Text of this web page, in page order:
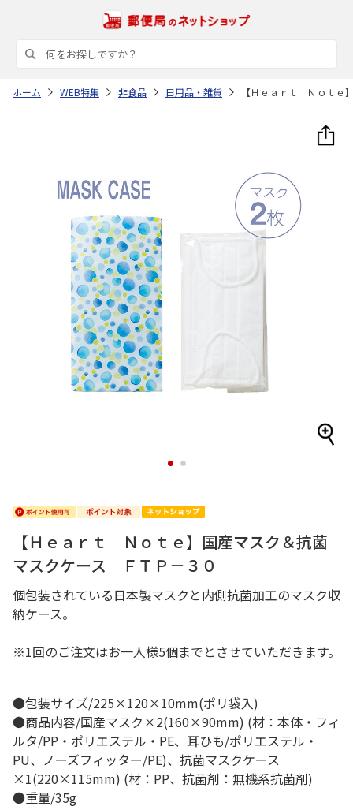
ホーム WEB特集 非食品 日用品・雑貨 【Ｈｅａｒｔ Ｎｏｔｅ
1 2
【Ｈｅａｒｔ Ｎｏｔｅ】国産マスク＆抗菌
マスクケース ＦＴＰ－３０
個包装されている日本製マスクと内側抗菌加工のマスク収
納ケース。
※1回のご注文はお一人様5個までとさせていただきます。
●包装サイズ/225×120×10mm(ポリ袋入)
●商品内容/国産マスク×2(160×90mm) (材：本体・フィ
ルタ/PP・ポリエステル・PE、耳ひも/ポリエステル・
PU、ノーズフィッター/PE)、抗菌マスクケース
×1(220×115mm) (材：PP、抗菌剤：無機系抗菌剤)
●重量/35g